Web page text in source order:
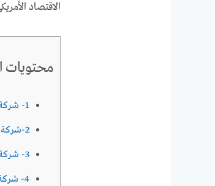
الاقتصاد
محتويات
1- شركة Loom لخدمات تكنولوجيا المعلومات
2-شركة Verkada لخدمات التقنية
3- شركة Nuvia لرقائق الكمبيوتر
4- شركة Dutchie لخدمات التقنية